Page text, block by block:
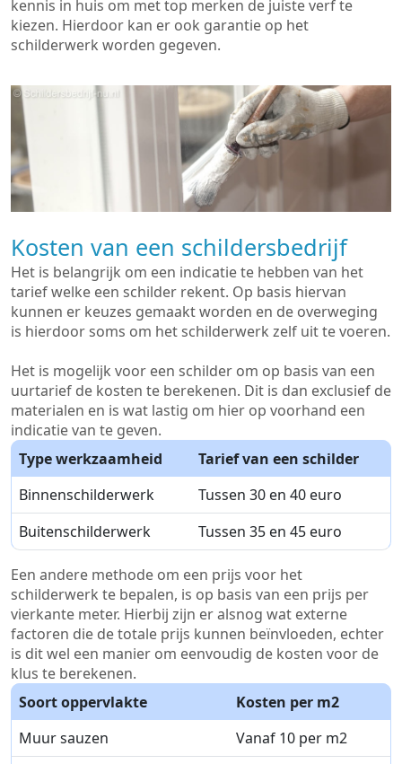
kennis in huis om met top merken de juiste verf te
kiezen. Hierdoor kan er ook garantie op het
schilderwerk worden gegeven.
Kosten van een schildersbedrijf
Het is belangrijk om een indicatie te hebben van het
tarief welke een schilder rekent. Op basis hiervan
kunnen er keuzes gemaakt worden en de overweging
is hierdoor soms om het schilderwerk zelf uit te voeren.
Het is mogelijk voor een schilder om op basis van een
uurtarief de kosten te berekenen. Dit is dan exclusief de
materialen en is wat lastig om hier op voorhand een
indicatie van te geven.
Type werkzaamheid
Tarief van een schilder
Binnenschilderwerk
Tussen 30 en 40 euro
Buitenschilderwerk
Tussen 35 en 45 euro
Een andere methode om een prijs voor het
schilderwerk te bepalen, is op basis van een prijs per
vierkante meter. Hierbij zijn er alsnog wat externe
factoren die de totale prijs kunnen beïnvloeden, echter
is dit wel een manier om eenvoudig de kosten voor de
klus te berekenen.
Soort oppervlakte
Kosten per m2
Muur sauzen
Vanaf 10 per m2